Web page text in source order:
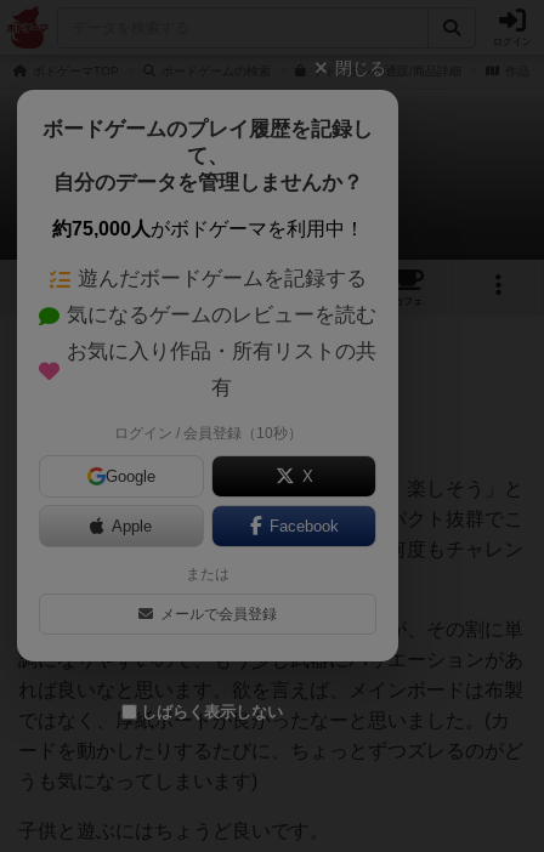
トドメダンの通販/商品詳細
トドメダン
ぼーひーさんのレビュー
7 5 6
カフェ
428名 3名 0 10ヶ月前
8歳の息子と2人プレイ。
まずアートワークが息子好みで「おー凄い、楽しそう」と
いう食いつき。大きなトドメダイスもインパクト抜群でこ
れでトドメをさしたくて仕方ない様子で、何度もチャレン
コンポーネントはどれも丁寧で良いのですが、その割に単
調になりやすいので、もう少し武器にバリエーションがあ
れば良いなと思います。欲を言えば、メインボードは布製
ではなく、厚紙ボードが良かったなーと思いました。(カ
ードを動かしたりするたびに、ちょっとずつズレるのがど
うも気になってしまいます)
子供と遊ぶにはちょうど良いです。
閉じる
ボードゲームのプレイ履歴を記録し
て、
自分のデータを管理しませんか？
約75,000人がボドゲーマを利用中！
遊んだボードゲームを記録する
気になるゲームのレビューを読む
お気に入り作品・所有リストの共
有
ログイン / 会員登録（10秒）
Google X
Apple Facebook
または
メールで会員登録
しばらく表示しない